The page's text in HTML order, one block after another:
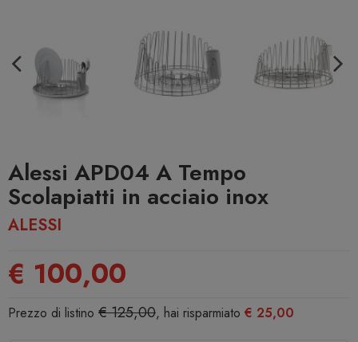
Alessi APD04 A Tempo
Scolapiatti in acciaio inox
ALESSI
€ 100,00
Prezzo di listino € 125,00, hai risparmiato € 25,00